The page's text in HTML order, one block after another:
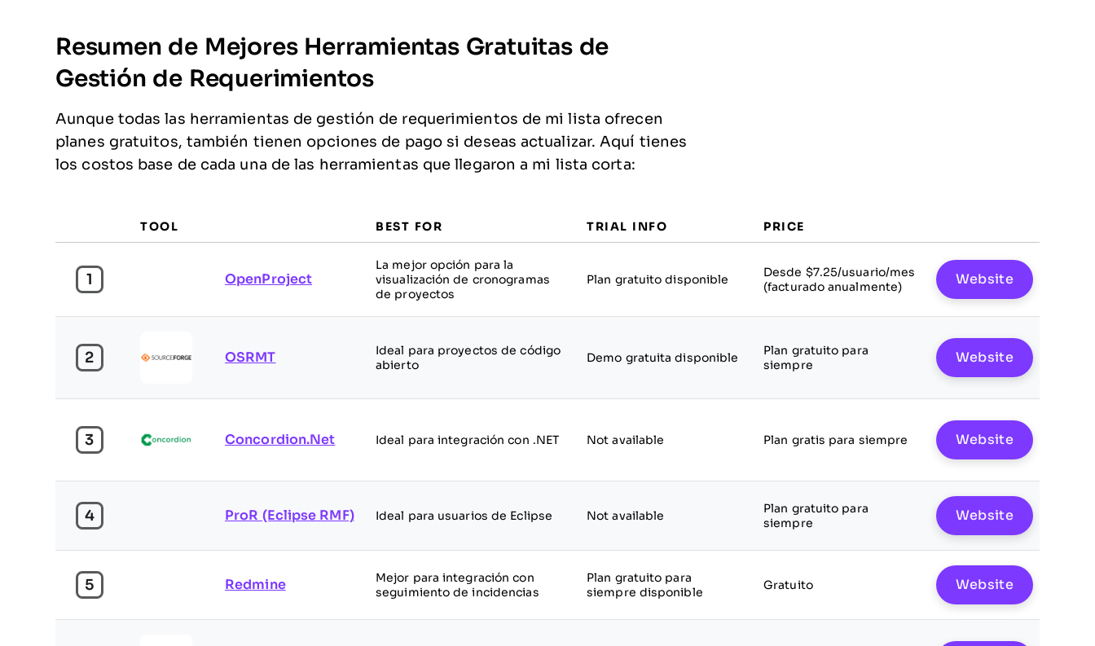
Resumen de Mejores Herramientas Gratuitas de
Gestión de Requerimientos
Aunque todas las herramientas de gestión de requerimientos de mi lista ofrecen
planes gratuitos, también tienen opciones de pago si deseas actualizar. Aquí tienes
los costos base de cada una de las herramientas que llegaron a mi lista corta:
TOOL BEST FOR TRIAL INFO PRICE
1 OpenProject
La mejor opción para la
visualización de cronogramas
de proyectos
Plan gratuito disponible
Desde $7.25/usuario/mes
(facturado anualmente)
Website
2 OSRMT
Ideal para proyectos de código
abierto
Demo gratuita disponible
Plan gratuito para
siempre
Website
3 Concordion.Net Ideal para integración con .NET Not available Plan gratis para siempre Website
4 ProR (Eclipse RMF) Ideal para usuarios de Eclipse Not available
Plan gratuito para
siempre
Website
5 Redmine
Mejor para integración con
seguimiento de incidencias
Plan gratuito para
siempre disponible
Gratuito Website